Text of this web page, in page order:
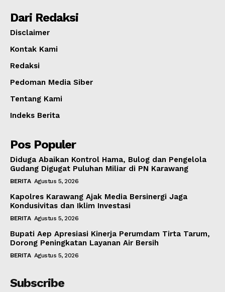
Dari Redaksi
Disclaimer
Kontak Kami
Redaksi
Pedoman Media Siber
Tentang Kami
Indeks Berita
Pos Populer
Diduga Abaikan Kontrol Hama, Bulog dan Pengelola
Gudang Digugat Puluhan Miliar di PN Karawang
BERITA Agustus 5, 2026
Kapolres Karawang Ajak Media Bersinergi Jaga
Kondusivitas dan Iklim Investasi
BERITA Agustus 5, 2026
Bupati Aep Apresiasi Kinerja Perumdam Tirta Tarum,
Dorong Peningkatan Layanan Air Bersih
BERITA Agustus 5, 2026
Subscribe